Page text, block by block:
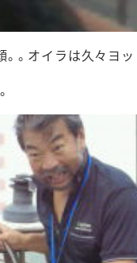
。オイラは久々ヨ